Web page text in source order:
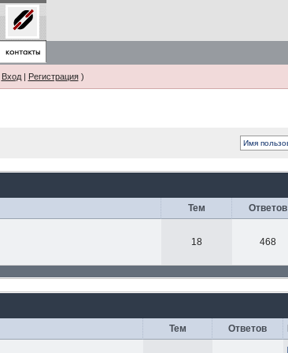
Вход| Регистрация)
Тем Ответов
18 468
Тем Ответов